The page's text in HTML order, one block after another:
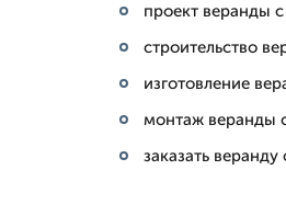
проект веранды
строительство
изготовление
монтаж веранды
заказать